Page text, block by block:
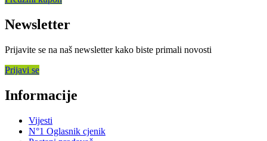
Newsletter
Prijavite se na naš newsletter kako biste primali novosti
Prijavi se
Informacije
Vijesti
N°1 Oglasnik cjenik